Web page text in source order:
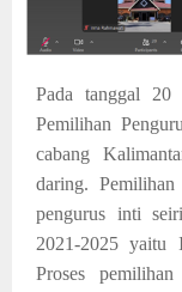
Pada tanggal 20
Pemilihan
cabang
daring.
pengurus inti
2021-2025
Proses